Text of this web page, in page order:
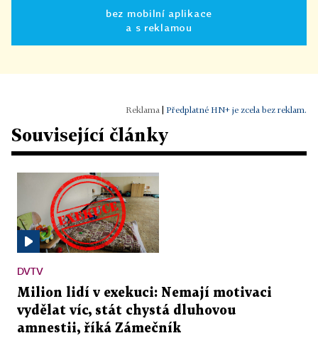
bez mobilní aplikace
a s reklamou
Předplatné HN+ je zcela bez reklam.
Související články
DVTV
Milion lidí v exekuci: Nemají motivaci
vydělat víc, stát chystá dluhovou
amnestii, říká Zámečník